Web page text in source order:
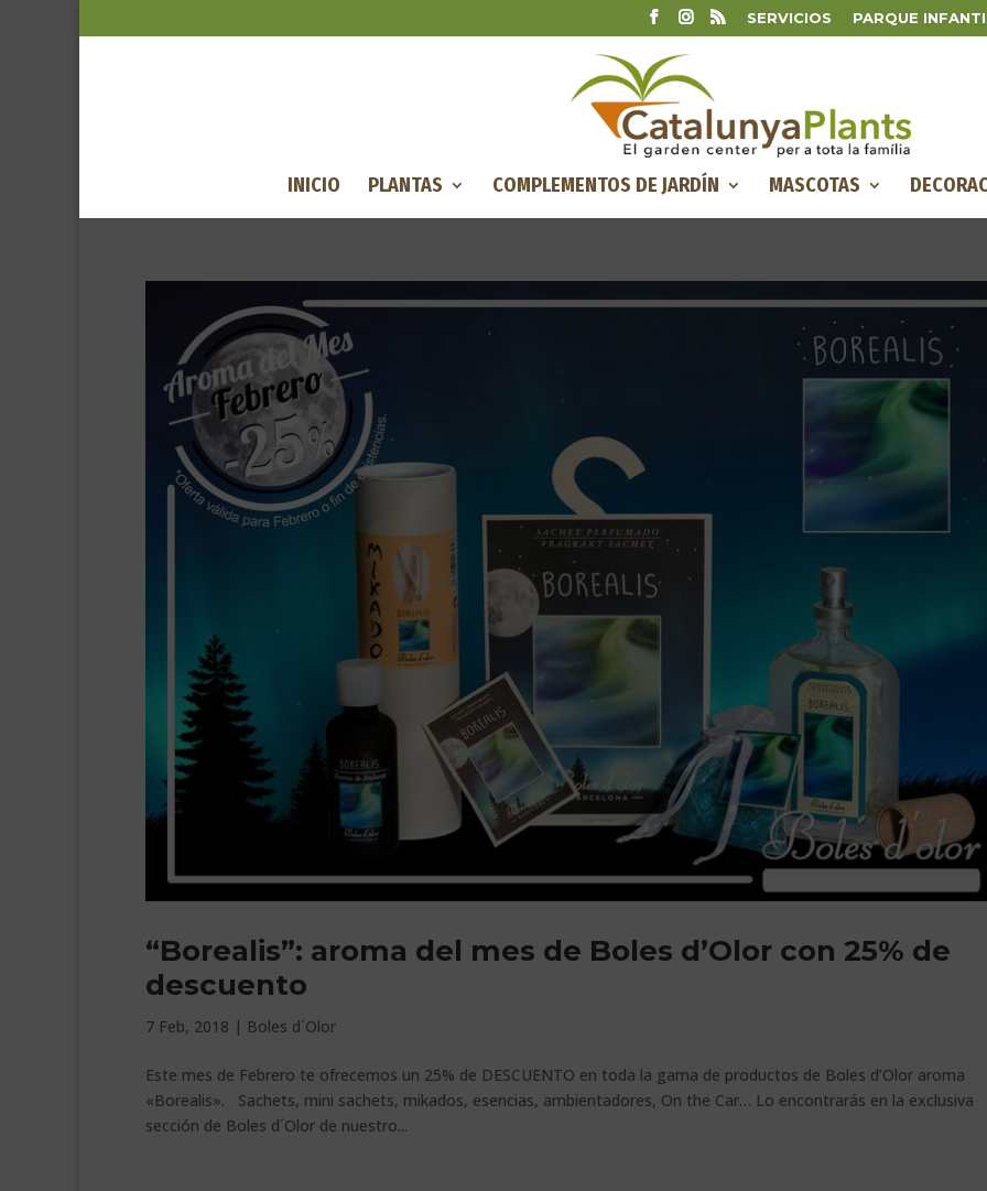
SERVICIOS PARQUE
INICIO PLANTAS COMPLEMENTOS DE JARDÍN MASCOTAS
“Borealis”: aroma del mes de Boles d’Olor con 25% de
descuento
7 Feb, 2018 | Boles d´Olor
Este mes de Febrero te ofrecemos un 25% de DESCUENTO en toda la gama de productos de Boles d’Olor aroma
«Borealis». Sachets, mini sachets, mikados, esencias, ambientadores, On the Car… Lo encontrarás en la exclusiva
sección de Boles d´Olor de nuestro...